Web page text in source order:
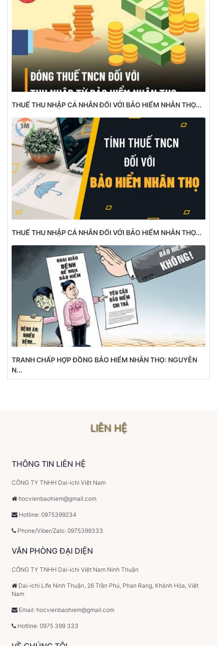
THUẾ THU NHẬP CÁ NHÂN ĐỐI VỚI BẢO HIỂM NHÂN THỌ...
THUẾ THU NHẬP CÁ NHÂN ĐỐI VỚI BẢO HIỂM NHÂN THỌ...
TRANH CHẤP HỢP ĐỒNG BẢO HIỂM NHÂN THỌ: NGUYÊN
N...
LIÊN HỆ
THÔNG TIN LIÊN HỆ
CÔNG TY TNHH Dai-ichi Việt Nam
hocvienbaohiem@gmail.com
Hotline: 0975399234
Phone/Viber/Zalo: 0975399333
VĂN PHÒNG ĐẠI DIỆN
CÔNG TY TNHH Dai-ichi Việt Nam Ninh Thuận
Dai-ichi Life Ninh Thuận, 26 Trần Phú, Phan Rang, Khánh Hòa, Việt
Nam
Email: hocvienbaohiem@gmail.com
Hotline: 0975 399 333